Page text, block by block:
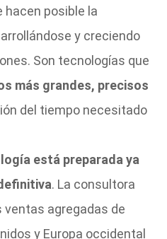
hacen posible la
y creciendo
Son tecnologías que
más grandes, precisos
del tiempo necesitado
está preparada ya
. La consultora
ventas agregadas de
y Europa occidental